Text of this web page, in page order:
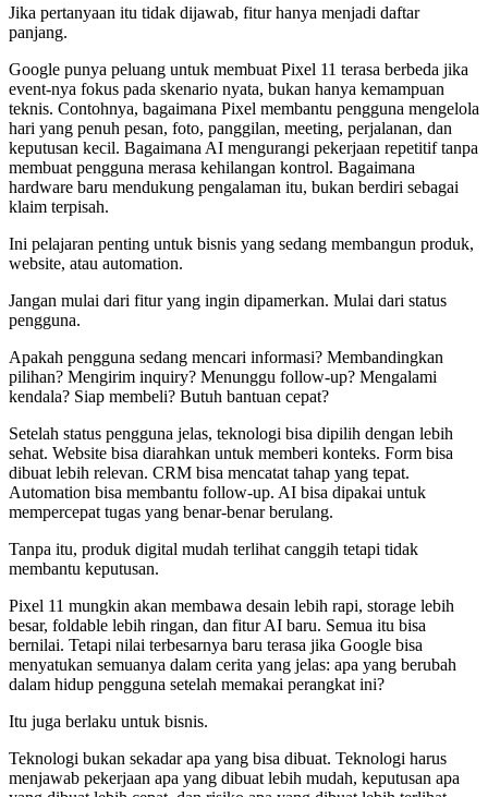
Jika pertanyaan itu tidak dijawab, fitur hanya menjadi daftar
panjang.
Google punya peluang untuk membuat Pixel 11 terasa berbeda jika
event-nya fokus pada skenario nyata, bukan hanya kemampuan
teknis. Contohnya, bagaimana Pixel membantu pengguna mengelola
hari yang penuh pesan, foto, panggilan, meeting, perjalanan, dan
keputusan kecil. Bagaimana AI mengurangi pekerjaan repetitif tanpa
membuat pengguna merasa kehilangan kontrol. Bagaimana
hardware baru mendukung pengalaman itu, bukan berdiri sebagai
klaim terpisah.
Ini pelajaran penting untuk bisnis yang sedang membangun produk,
website, atau automation.
Jangan mulai dari fitur yang ingin dipamerkan. Mulai dari status
pengguna.
Apakah pengguna sedang mencari informasi? Membandingkan
pilihan? Mengirim inquiry? Menunggu follow-up? Mengalami
kendala? Siap membeli? Butuh bantuan cepat?
Setelah status pengguna jelas, teknologi bisa dipilih dengan lebih
sehat. Website bisa diarahkan untuk memberi konteks. Form bisa
dibuat lebih relevan. CRM bisa mencatat tahap yang tepat.
Automation bisa membantu follow-up. AI bisa dipakai untuk
mempercepat tugas yang benar-benar berulang.
Tanpa itu, produk digital mudah terlihat canggih tetapi tidak
membantu keputusan.
Pixel 11 mungkin akan membawa desain lebih rapi, storage lebih
besar, foldable lebih ringan, dan fitur AI baru. Semua itu bisa
bernilai. Tetapi nilai terbesarnya baru terasa jika Google bisa
menyatukan semuanya dalam cerita yang jelas: apa yang berubah
dalam hidup pengguna setelah memakai perangkat ini?
Itu juga berlaku untuk bisnis.
Teknologi bukan sekadar apa yang bisa dibuat. Teknologi harus
menjawab pekerjaan apa yang dibuat lebih mudah, keputusan apa